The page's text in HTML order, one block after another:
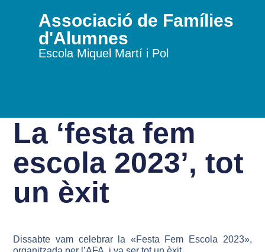
Associació de Famílies
d'Alumnes
Escola Miquel Martí i Pol
La ‘festa fem
escola 2023’, tot
un èxit
Dissabte vam celebrar la «Festa Fem Escola 2023»,